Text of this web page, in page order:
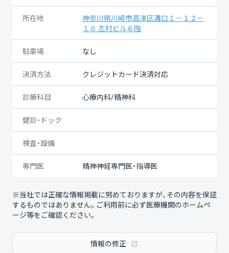
所在地
神奈川県川崎市高津区溝口１－１２－
１８ 志村ビル６階
駐車場 なし
決済方法 クレジットカード決済対応
診療科目 心療内科/精神科
健診・ドック
検査・設備
専門医 精神神経専門医・指導医
※当社では正確な情報掲載に努めておりますが、その内容を保証
するものではありません。ご利用前に必ず医療機関のホームペ
ージ等をご確認ください。
情報の修正